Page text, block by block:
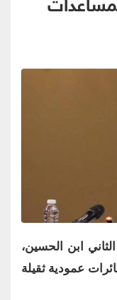
ابن الحسين،
عمودية ثقيلة